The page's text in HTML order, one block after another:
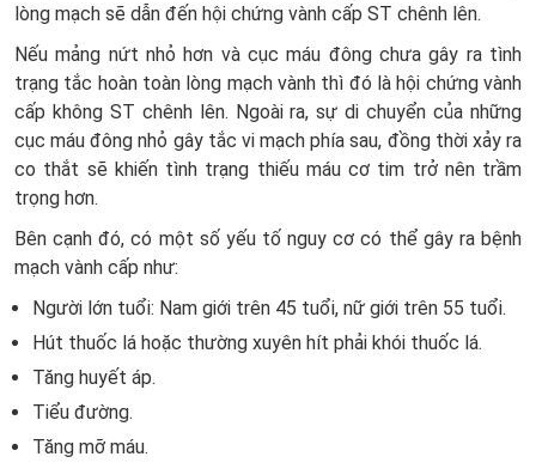
lòng mạch sẽ dẫn đến hội chứng vành cấp ST chênh lên.
Nếu mảng nứt nhỏ hơn và cục máu đông chưa gây ra tình
trạng tắc hoàn toàn lòng mạch vành thì đó là hội chứng vành
cấp không ST chênh lên. Ngoài ra, sự di chuyển của những
cục máu đông nhỏ gây tắc vi mạch phía sau, đồng thời xảy ra
co thắt sẽ khiến tình trạng thiếu máu cơ tim trở nên trầm
trọng hơn.
Bên cạnh đó, có một số yếu tố nguy cơ có thể gây ra bệnh
mạch vành cấp như:
Người lớn tuổi: Nam giới trên 45 tuổi, nữ giới trên 55 tuổi.
Hút thuốc lá hoặc thường xuyên hít phải khói thuốc lá.
Tăng huyết áp.
Tiểu đường.
Tăng mỡ máu.